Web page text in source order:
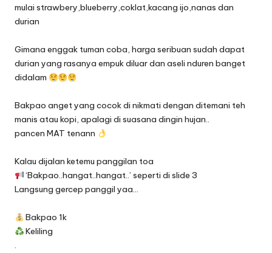
mulai strawbery,blueberry,coklat,kacang ijo,nanas dan
durian
Gimana enggak tuman coba, harga seribuan sudah dapat
durian yang rasanya empuk diluar dan aseli nduren banget
didalam
Bakpao anget yang cocok di nikmati dengan ditemani teh
manis atau kopi, apalagi di suasana dingin hujan..
pancen MAT tenann
Kalau dijalan ketemu panggilan toa
‘Bakpao..hangat..hangat..’ seperti di slide 3
Langsung gercep panggil yaa…
Bakpao 1k
Keliling
.